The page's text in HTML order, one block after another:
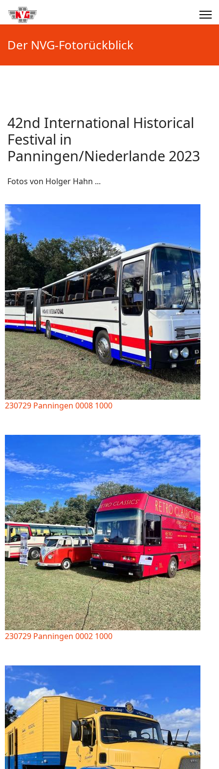
Der NVG-Fotorückblick
42nd International Historical
Festival in
Panningen/Niederlande 2023
Fotos von Holger Hahn ...
230729 Panningen 0008 1000
230729 Panningen 0002 1000